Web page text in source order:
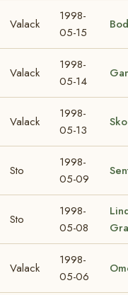
Valack
1998-
05-15
Valack
1998-
05-14
Valack
1998-
05-13
Sto
1998-
05-09
Sto
1998-
05-08
Valack
1998-
05-06